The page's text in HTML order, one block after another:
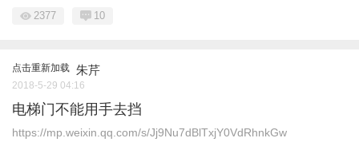
2377 10
点击重新加载 朱芹
2018-5-29 04:16
电梯门不能用手去挡
https://mp.weixin.qq.com/s/Jj9Nu7dBlTxjY0VdRhnkGw